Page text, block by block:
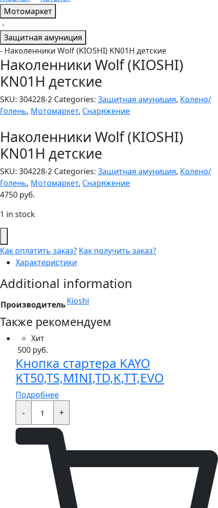
Мотомаркет
-
Защитная амуниция
- Наколенники Wolf (KIOSHI) KN01Н детские
Наколенники Wolf (KIOSHI)
KN01Н детские
SKU: 304228-2 Categories: Защитная амуниция, Колено/
Голень, Мотомаркет, Снаряжение
Наколенники Wolf (KIOSHI)
KN01Н детские
SKU: 304228-2 Categories: Защитная амуниция, Колено/
Голень, Мотомаркет, Снаряжение
4750 руб.
1 in stock
Как оплатить заказ? Как получить заказ?
Характеристики
Additional information
ПроизводительKioshi
Также рекомендуем
Хит
500 руб.
Кнопка стартера KAYO
KT50,TS,MINI,TD,K,TT,EVO
Подробнее
-
Кнопка
стартера
KT50,TS,MINI,TD,K,TT,EVO
quantity
+